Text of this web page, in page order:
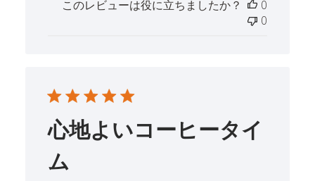
日
このレビューは役に立ちましたか？
0
0
心地よいコーヒータイ
ム